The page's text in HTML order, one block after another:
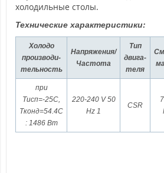
холодильные столы.
Технические характеристики:
Холодо
производи-
тельность
Напряжения/
Частота
Тип
двига-
теля
при
Тисп=-25С,
Tконд=54.4С
: 1486 Вт
220-240 V 50
Hz 1
CSR